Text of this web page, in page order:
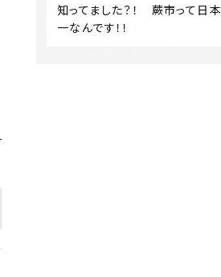
知ってました？！ 蕨市って日本
一なんです！！